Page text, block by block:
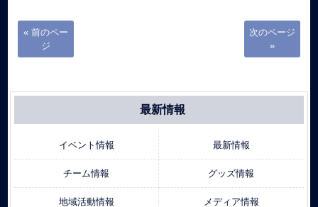
« 前のペー
ジ
次のページ
»
最新情報
イベント情報 最新情報
チーム情報 グッズ情報
地域活動情報 メディア情報